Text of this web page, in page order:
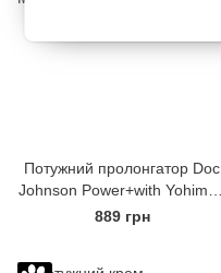
Потужний пролонгатор Doc
Johnson Power+with Yohimbe
Delay Spray For Men (59 мл)
889 грн